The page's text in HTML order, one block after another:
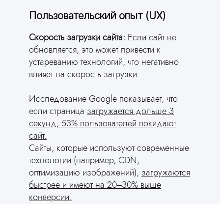
Пользовательский опыт (UX)
Скорость загрузки сайта: Если сайт не
обновляется, это может привести к
устареванию технологий, что негативно
влияет на скорость загрузки.
Исследование Google показывает, что
если страница загружается дольше 3
секунд, 53% пользователей покидают
сайт.
Сайты, которые используют современные
технологии (например, CDN,
оптимизацию изображений), загружаются
быстрее и имеют на 20–30% выше
конверсии.